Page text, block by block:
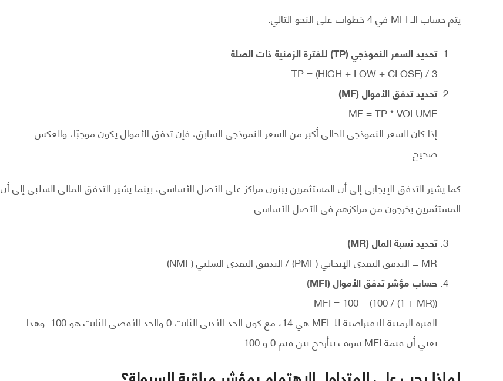
يتم حساب الـ MFI في 4 خطوات على النحو التالي:
تحديد السعر النموذجي (TP) للفترة الزمنية ذات الصلة
TP = (HIGH + LOW + CLOSE) / 3
تحديد تدفق الأموال (MF)
MF = TP * VOLUME
إذا كان السعر النموذجي الحالي أكبر من السعر النموذجي السابق، فإن تدفق الأموال يكون موجبًا، والعكس
صحيح.
كما يشير التدفق الإيجابي إلى أن المستثمرين يبنون مراكز على الأصل الأساسي، بينما يشير التدفق المالي السلبي إلى أن
المستثمرين يخرجون من مراكزهم في الأصل الأساسي.
تحديد نسبة المال (MR)
MR = التدفق النقدي الإيجابي (PMF) / التدفق النقدي السلبي (NMF)
حساب مؤشر تدفق الأموال (MFI)
MFI = 100 – (100 / (1 + MR))
الفترة الزمنية الافتراضية للـ MFI هي 14، مع كون الحد الأدنى الثابت 0 والحد الأقصى الثابت هو 100. وهذا
يعني أن قيمة MFI سوف تتأرجح بين قيم 0 و 100.